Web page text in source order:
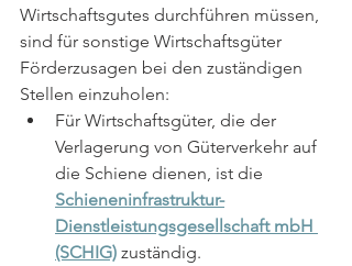
Wirtschaftsgutes durchführen müssen,
sind für sonstige Wirtschaftsgüter
Förderzusagen bei den zuständigen
Stellen einzuholen:
Für Wirtschaftsgüter, die der
Verlagerung von Güterverkehr auf
die Schiene dienen, ist die
Schieneninfrastruktur-
Dienstleistungsgesellschaft mbH
(SCHIG) zuständig.